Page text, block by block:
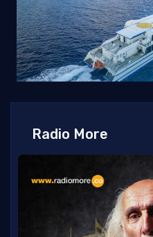
Radio More